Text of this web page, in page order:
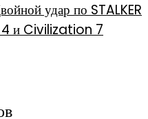
удар по STALKER
и Civilization 7